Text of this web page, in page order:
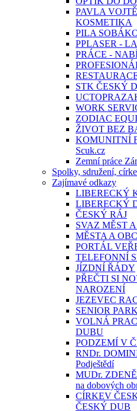
PAVLA
KOSMETIKA
PILA
PPLASER -
PRÁCE -
STK ČESKÝ
WORK
ZODIAC
ŽIVOT BEZ
KOMUNITNÍ
Scuk.cz
Zemní práce
Spolky, sdružení,
Zajímavé odkazy
LIBERECKÝ
LIBERECKÝ
ČESKÝ RÁJ
SVAZ MĚST
MĚSTA A
PORTÁL
TELEFONNÍ
JÍZDNÍ ŘÁDY
PŘEČTI SI
NAROZENÍ
JEZEVEC
SENIOR
VOLNÁ
DUBU
PODZEMÍ V
RNDr.
Podještědí
MUDr.
na dobových
CÍRKEV
ČESKÝ DUB